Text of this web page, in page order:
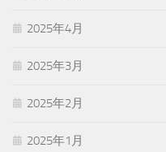
2025年4月
2025年3月
2025年2月
2025年1月